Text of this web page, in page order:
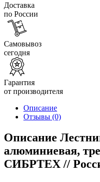
Доставка
по России
Самовывоз
сегодня
Гарантия
от производителя
Описание
Отзывы (0)
Описание
алюминиевая,
СИБРТЕХ //